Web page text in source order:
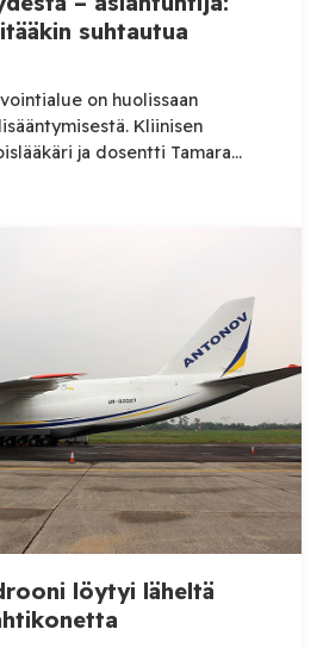
suhtautua
on huolissaan
Kliinisen
ja dosentti Tamara
Aluehallituksen jäsen Ville-
tiedotteessa,
on
rokotekriittisyydestä.
rokotteiden
erityisesti […]
löytyi läheltä